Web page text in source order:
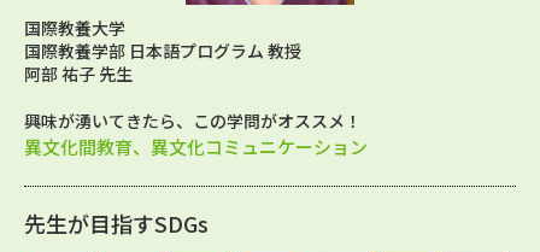
国際教養大学
国際教養学部 日本語プログラム 教授
阿部 祐子 先生
興味が湧いてきたら、この学問がオススメ！
異文化間教育、異文化コミュニケーション
先生が目指すSDGs